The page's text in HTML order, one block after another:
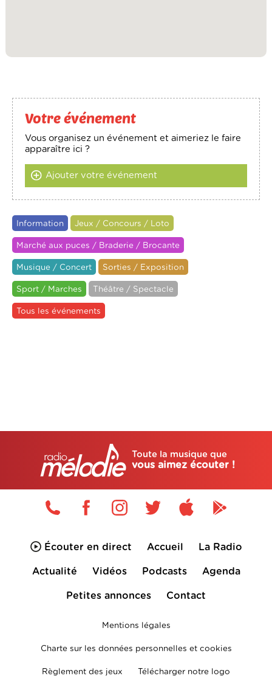
Votre événement
Vous organisez un événement et aimeriez le faire
apparaître ici ?
Ajouter votre événement
Information Jeux / Concours / Loto
Marché aux puces / Braderie / Brocante
Musique / Concert Sorties / Exposition
Sport / Marches Théâtre / Spectacle
Tous les événements
Toute la musique que
vous aimez écouter !
Écouter en direct Accueil La Radio
Actualité Vidéos Podcasts Agenda
Petites annonces Contact
Mentions légales
Charte sur les données personnelles et cookies
Règlement des jeux Télécharger notre logo